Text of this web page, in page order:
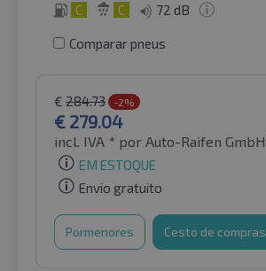
C C 72 dB
Comparar pneus
€ 284.73 -2%
€ 279.04
incl. IVA * por Auto-Raifen GmbH
EM ESTOQUE
Envio gratuito
Pormenores Cesto de compras